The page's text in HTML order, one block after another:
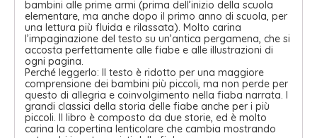
bambini alle prime armi (prima dell’inizio della scuola
elementare, ma anche dopo il primo anno di scuola, per
una lettura più fluida e rilassata). Molto carina
l’impaginazione del testo su un’antica pergamena, che si
accosta perfettamente alle fiabe e alle illustrazioni di
ogni pagina.
Perché leggerlo: Il testo è ridotto per una maggiore
comprensione dei bambini più piccoli, ma non perde per
questo di allegria e coinvolgimento nella fiaba narrata. I
grandi classici della storia delle fiabe anche per i più
piccoli. Il libro è composto da due storie, ed è molto
carina la copertina lenticolare che cambia mostrando